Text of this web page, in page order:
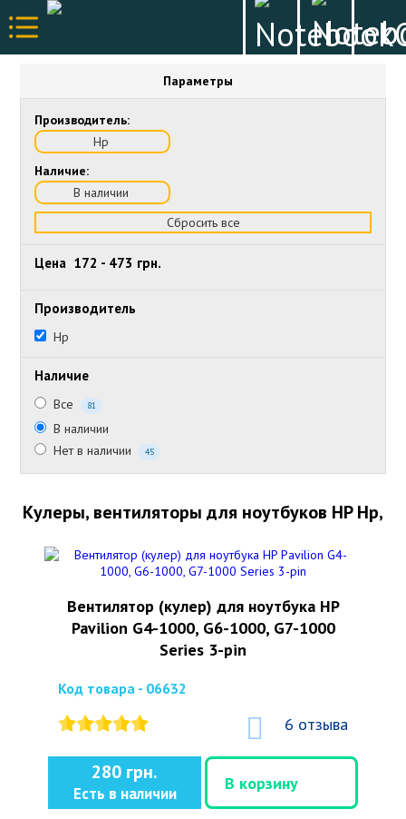
Параметры
Производитель:
Hp
Наличие:
В наличии
Сбросить все
Цена 172 - 473 грн.
Производитель
Hp
Наличие
Все 81
В наличии
Нет в наличии
45
Кулеры, вентиляторы для ноутбуков HP Hp,
Вентилятор (кулер) для ноутбука HP
Pavilion G4-1000, G6-1000, G7-1000
Series 3-pin
Код товара - 06632
6 отзыва
280 грн.
Есть в наличии
В корзину